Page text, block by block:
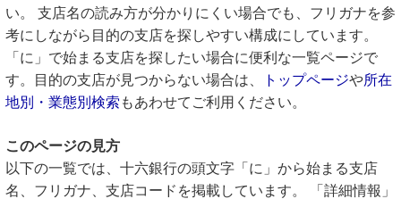
い。 支店名の読み方が分かりにくい場合でも、フリガナを参
考にしながら目的の支店を探しやすい構成にしています。
「に」で始まる支店を探したい場合に便利な一覧ページで
す。目的の支店が見つからない場合は、
トップページや所在
地別・業態別検索 もあわせてご利用ください。
このページの見方
以下の一覧では、十六銀行の頭文字「に」から始まる支店
名、フリガナ、支店コードを掲載しています。 「詳細情報」